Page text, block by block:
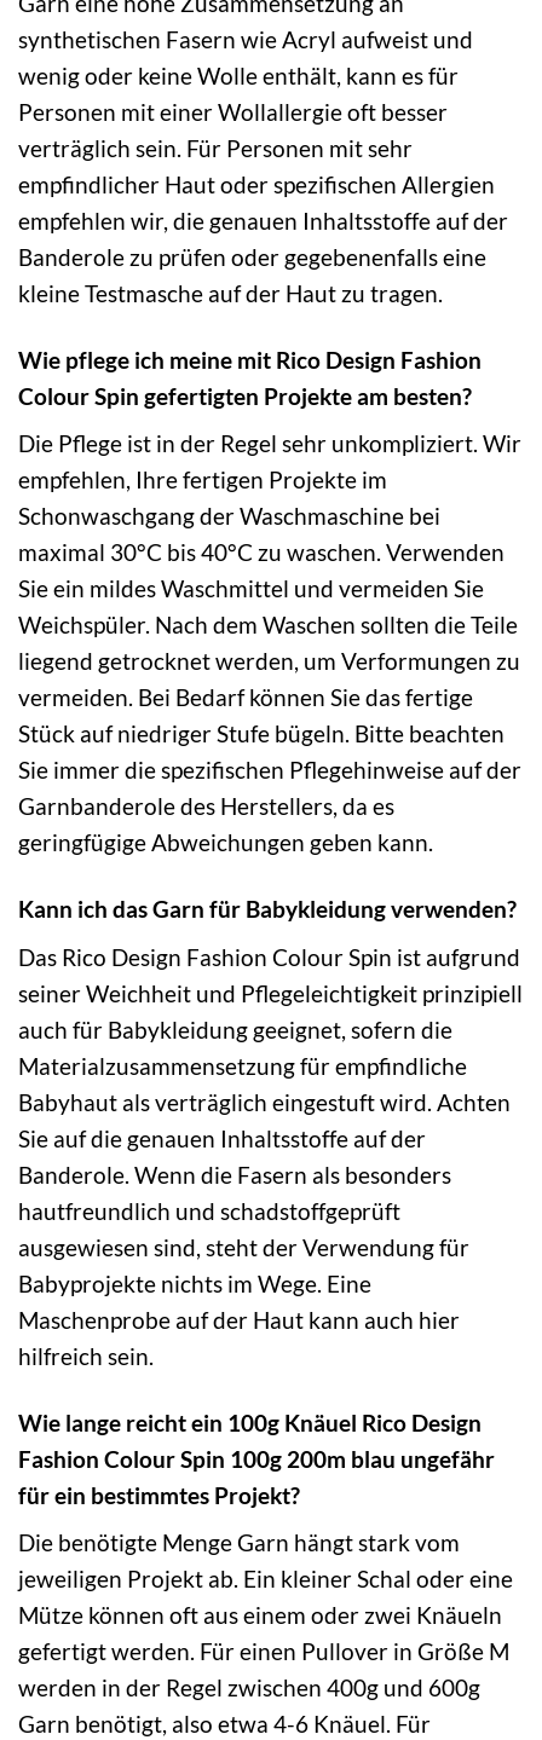
synthetischen Fasern wie Acryl aufweist und
wenig oder keine Wolle enthält, kann es für
Personen mit einer Wollallergie oft besser
verträglich sein. Für Personen mit sehr
empfindlicher Haut oder spezifischen Allergien
empfehlen wir, die genauen Inhaltsstoffe auf der
Banderole zu prüfen oder gegebenenfalls eine
kleine Testmasche auf der Haut zu tragen.
Wie pflege ich meine mit Rico Design Fashion
Colour Spin gefertigten Projekte am besten?
Die Pflege ist in der Regel sehr unkompliziert. Wir
empfehlen, Ihre fertigen Projekte im
Schonwaschgang der Waschmaschine bei
maximal 30°C bis 40°C zu waschen. Verwenden
Sie ein mildes Waschmittel und vermeiden Sie
Weichspüler. Nach dem Waschen sollten die Teile
liegend getrocknet werden, um Verformungen zu
vermeiden. Bei Bedarf können Sie das fertige
Stück auf niedriger Stufe bügeln. Bitte beachten
Sie immer die spezifischen Pflegehinweise auf der
Garnbanderole des Herstellers, da es
geringfügige Abweichungen geben kann.
Kann ich das Garn für Babykleidung verwenden?
Das Rico Design Fashion Colour Spin ist aufgrund
seiner Weichheit und Pflegeleichtigkeit prinzipiell
auch für Babykleidung geeignet, sofern die
Materialzusammensetzung für empfindliche
Babyhaut als verträglich eingestuft wird. Achten
Sie auf die genauen Inhaltsstoffe auf der
Banderole. Wenn die Fasern als besonders
hautfreundlich und schadstoffgeprüft
ausgewiesen sind, steht der Verwendung für
Babyprojekte nichts im Wege. Eine
Maschenprobe auf der Haut kann auch hier
hilfreich sein.
Wie lange reicht ein 100g Knäuel Rico Design
Fashion Colour Spin 100g 200m blau ungefähr
für ein bestimmtes Projekt?
Die benötigte Menge Garn hängt stark vom
jeweiligen Projekt ab. Ein kleiner Schal oder eine
Mütze können oft aus einem oder zwei Knäueln
gefertigt werden. Für einen Pullover in Größe M
werden in der Regel zwischen 400g und 600g
Garn benötigt, also etwa 4-6 Knäuel. Für